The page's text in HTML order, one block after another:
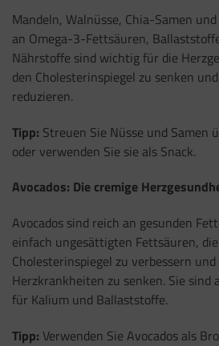
Mandeln, Walnüsse, Chia-Samen
an Omega-3-Fettsäuren,
Nährstoffe sind wichtig für die
den Cholesterinspiegel zu senken
reduzieren.
Tipp: Streuen Sie Nüsse und Samen
oder verwenden Sie sie als Snack.
Avocados: Die cremige
Avocados sind reich an gesunden
einfach ungesättigten Fettsäuren,
Cholesterinspiegel zu verbessern
Herzkrankheiten zu senken. Sie sind
für Kalium und Ballaststoffe.
Tipp: Verwenden Sie Avocados als